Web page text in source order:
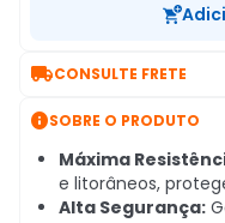
CONSULTE FRETE
SOBRE O PRODUTO
Máxima
e litorâneos,
Alta Segurança: